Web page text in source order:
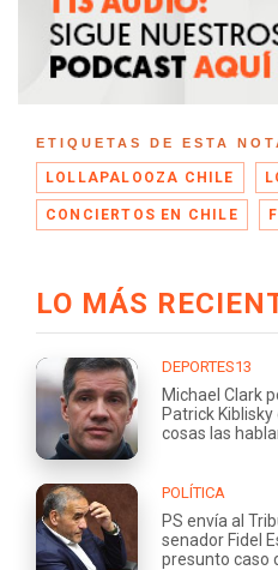
ETIQUETAS DE ESTA
LOLLAPALOOZA CHILE
CONCIERTOS EN CHILE
LO MÁS
DEPORTES13
Michael Clark
Patrick
cosas las
POLÍTICA
PS envía al
senador Fidel
presunto caso